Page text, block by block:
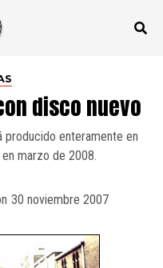
disco nuevo
producido enteramente en
marzo de 2008.
30 noviembre 2007